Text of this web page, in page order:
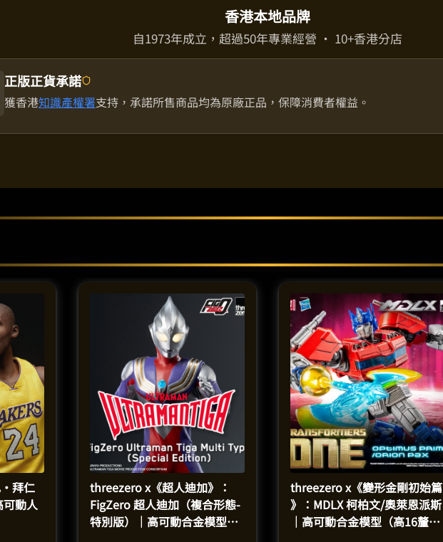
香港本地品牌
自1973年成立，超過50年專業經營 · 10+香港分店
正版正貨承諾
獲香港知識產權署支持，承諾所售商品均為原廠正品，保障消費者權益。
·拜仁
可動人
threezero x《超人迪加》：
FigZero 超人迪加（複合形態-
特別版）｜高可動合金模型
threezero x《變形金剛初始篇
》：MDLX 柯柏文/奧萊恩派斯
｜高可動合金模型（高16釐